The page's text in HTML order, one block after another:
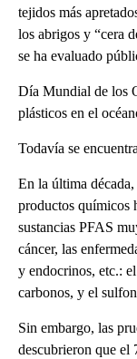
tejidos más
los abrigos y “cera
se ha evaluado
Día Mundial de los
plásticos en el
Todavía se
En la última
productos químicos
sustancias PFAS
cáncer, las
y endocrinos, etc.:
carbonos, y el
Sin embargo, las
descubrieron que el